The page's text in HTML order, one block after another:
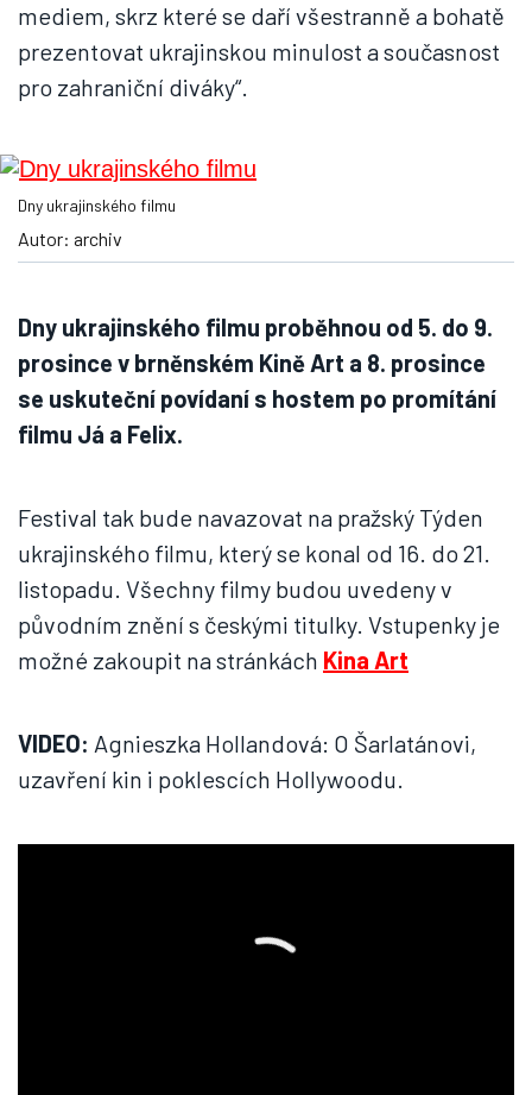
mediem, skrz které se daří všestranně a bohatě
prezentovat ukrajinskou minulost a současnost
pro zahraniční diváky“.
Dny ukrajinského filmu
Autor: archiv
Dny ukrajinského filmu proběhnou od 5. do 9.
prosince v brněnském Kině Art a 8. prosince
se uskuteční povídaní s hostem po promítání
filmu Já a Felix.
Festival tak bude navazovat na pražský Týden
ukrajinského filmu, který se konal od 16. do 21.
listopadu. Všechny filmy budou uvedeny v
původním znění s českými titulky. Vstupenky je
možné zakoupit na stránkách Kina Art
VIDEO: Agnieszka Hollandová: O Šarlatánovi,
uzavření kin i poklescích Hollywoodu.